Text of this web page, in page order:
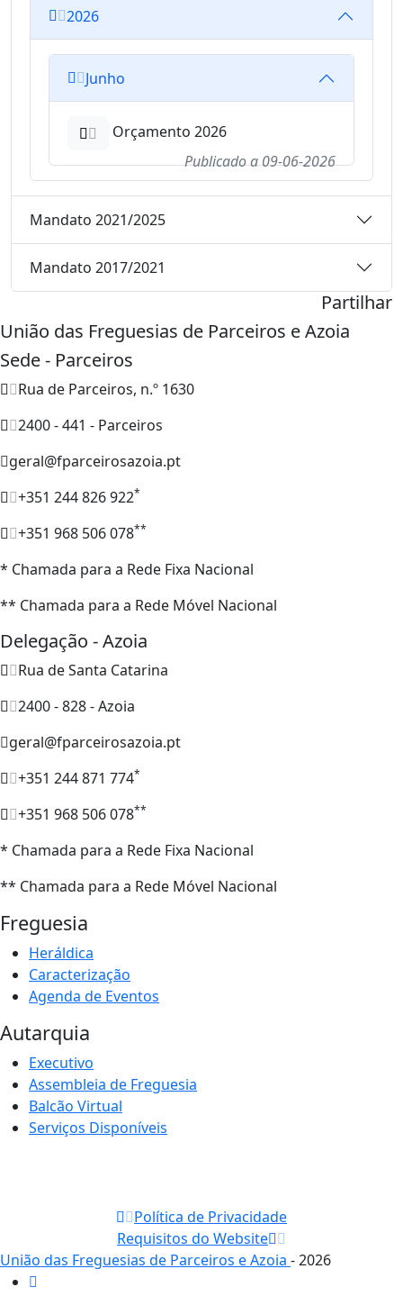
2026
Junho
Orçamento 2026
Publicado a09-06-2026
Mandato 2021/2025
Mandato 2017/2021
Partilhar
União das Freguesias de Parceiros e Azoia
Sede - Parceiros
Rua de Parceiros, n.º 1630
2400 - 441 - Parceiros
geral@fparceirosazoia.pt
+351 244 826 922*
+351 968 506 078**
* Chamada para a Rede Fixa Nacional
** Chamada para a Rede Móvel Nacional
Delegação - Azoia
Rua de Santa Catarina
2400 - 828 - Azoia
geral@fparceirosazoia.pt
+351 244 871 774*
+351 968 506 078**
* Chamada para a Rede Fixa Nacional
** Chamada para a Rede Móvel Nacional
Freguesia
Heráldica
Caracterização
Agenda de Eventos
Autarquia
Executivo
Assembleia de Freguesia
Balcão Virtual
Serviços Disponíveis
Política de Privacidade
Requisitos do Website
União das Freguesias de Parceiros e Azoia - 2026